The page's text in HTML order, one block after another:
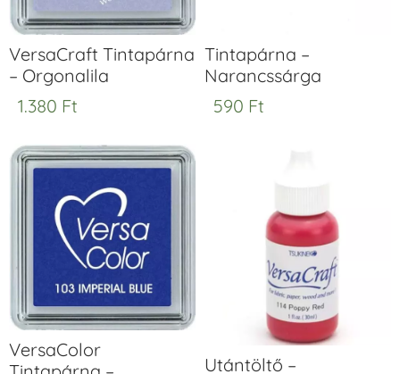
VersaCraft Tintapárna
– Orgonalila
1.380 Ft
Tintapárna –
Narancssárga
590 Ft
VersaColor
Utántöltő –